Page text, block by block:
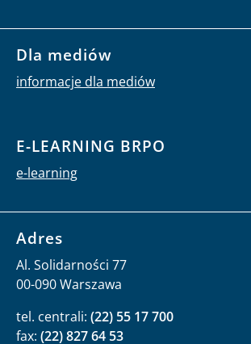
Dla mediów
informacje dla mediów
E-LEARNING BRPO
e-learning
Adres
Al. Solidarności 77
00-090 Warszawa
tel. centrali: (22) 55 17 700
fax: (22) 827 64 53